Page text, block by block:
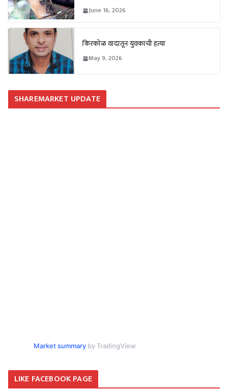
June 16, 2026
किरकोळ वादातून युवकाची हत्या
May 9, 2026
SHAREMARKET UPDATE
Market summaryby TradingView
LIKE FACEBOOK PAGE